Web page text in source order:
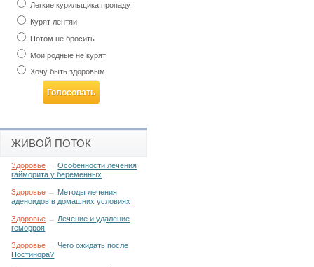
Легкие курильщика пропадут
Курят лентяи
Потом не бросить
Мои родные не курят
Хочу быть здоровым
ЖИВОЙ ПОТОК
Здоровье →Особенности лечения
гайморита у беременных
Здоровье → Методы лечения
аденоидов в домашних условиях
Здоровье → Лечение и удаление
геморроя
Здоровье →Чего ожидать после
Постинора?